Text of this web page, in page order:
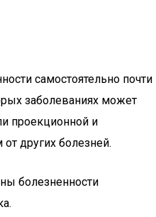
самостоятельно почти
заболеваниях может
проекционной и
других болезней.
болезненности